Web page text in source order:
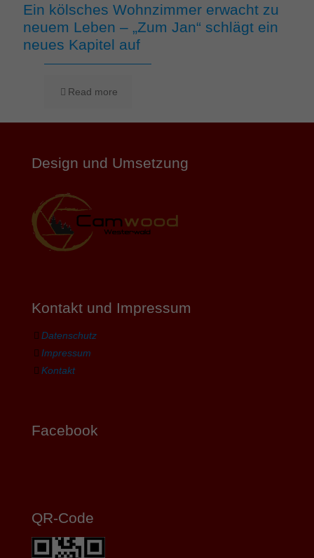
Ein kölsches Wohnzimmer erwacht zu
neuem Leben – „Zum Jan“ schlägt ein
neues Kapitel auf
Read more
Design und Umsetzung
Kontakt und Impressum
Datenschutz
Impressum
Kontakt
Facebook
QR-Code